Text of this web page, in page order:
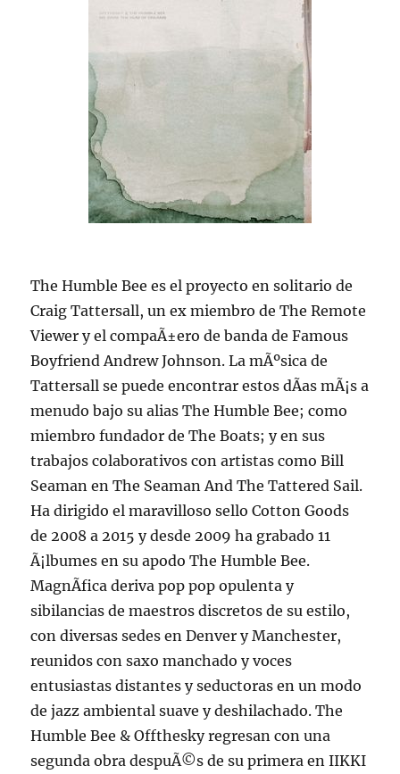
The Humble Bee es el proyecto en solitario de
Craig Tattersall, un ex miembro de The Remote
Viewer y el compaÃ±ero de banda de Famous
Boyfriend Andrew Johnson. La mÃºsica de
Tattersall se puede encontrar estos dÃ­as mÃ¡s a
menudo bajo su alias The Humble Bee; como
miembro fundador de The Boats; y en sus
trabajos colaborativos con artistas como Bill
Seaman en The Seaman And The Tattered Sail.
Ha dirigido el maravilloso sello Cotton Goods
de 2008 a 2015 y desde 2009 ha grabado 11
Ã¡lbumes en su apodo The Humble Bee.
MagnÃ­fica deriva pop pop opulenta y
sibilancias de maestros discretos de su estilo,
con diversas sedes en Denver y Manchester,
reunidos con saxo manchado y voces
entusiastas distantes y seductoras en un modo
de jazz ambiental suave y deshilachado. The
Humble Bee & Offthesky regresan con una
segunda obra despuÃ©s de su primera en IIKKI